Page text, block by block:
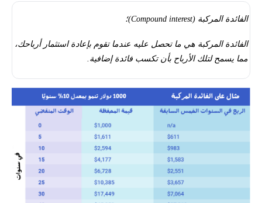
الفائدة المركبة (Compound interest)؛
الفائدة المركبة هي ما تحصل عليه عندما تقوم بإعادة استثمار أرباحك،
مما يسمح لتلك الأرباح بأن تكسب فائدة إضافية.